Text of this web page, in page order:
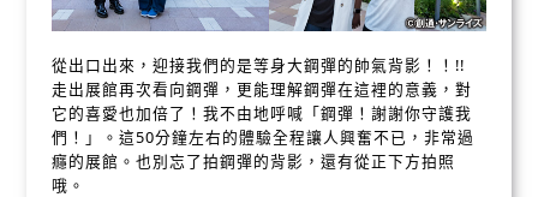
從出口出來，迎接我們的是等身大鋼彈的帥氣背影！！!!
走出展館再次看向鋼彈，更能理解鋼彈在這裡的意義，對
它的喜愛也加倍了！我不由地呼喊「鋼彈！謝謝你守護我
們！」。這50分鐘左右的體驗全程讓人興奮不已，非常過
癮的展館。也別忘了拍鋼彈的背影，還有從正下方拍照
哦。